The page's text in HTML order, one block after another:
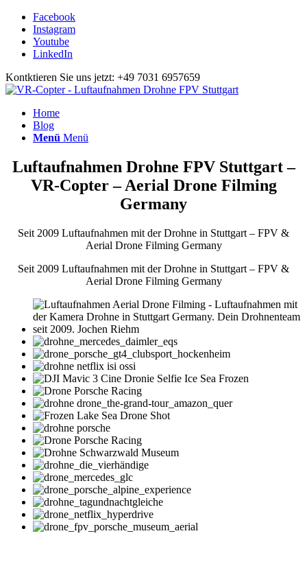
Facebook
Instagram
Youtube
LinkedIn
Kontktieren Sie uns jetzt: +49 7031 6957659
Home
Blog
Menü Menü
Luftaufnahmen Drohne FPV Stuttgart –
VR-Copter – Aerial Drone Filming
Germany
Seit 2009 Luftaufnahmen mit der Drohne in Stuttgart – FPV &
Aerial Drone Filming Germany
Seit 2009 Luftaufnahmen mit der Drohne in Stuttgart – FPV &
Aerial Drone Filming Germany